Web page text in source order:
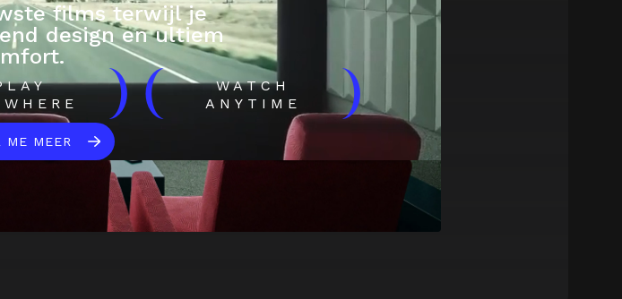
films terwijl je
design en ultiem
)(
WATCH
ANYTIME
)
ME MEER